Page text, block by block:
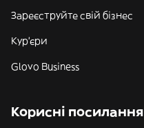
Зареєструйте свій бізнес
Кур'єри
Glovo Business
Корисні посилання